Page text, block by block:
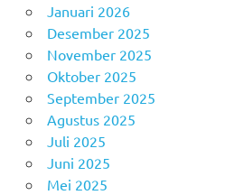
Januari 2026
Desember 2025
November 2025
Oktober 2025
September 2025
Agustus 2025
Juli 2025
Juni 2025
Mei 2025